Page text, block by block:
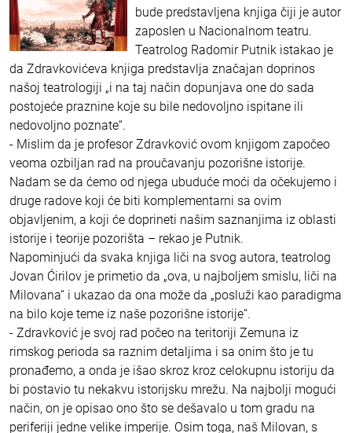
bude predstavljena knjiga čiji je autor
zaposlen u Nacionalnom teatru.
Teatrolog Radomir Putnik istakao je
da Zdravkovićeva knjiga predstavlja značajan doprinos
našoj teatrologiji „i na taj način dopunjava one do sada
postojeće praznine koje su bile nedovoljno ispitane ili
nedovoljno poznate“.
- Mislim da je profesor Zdravković ovom knjigom započeo
veoma ozbiljan rad na proučavanju pozorišne istorije.
Nadam se da ćemo od njega ubuduće moći da očekujemo i
druge radove koji će biti komplementarni sa ovim
objavljenim, a koji će doprineti našim saznanjima iz oblasti
istorije i teorije pozorišta – rekao je Putnik.
Napominjući da svaka knjiga liči na svog autora, teatrolog
Jovan Ćirilov je primetio da „ova, u najboljem smislu, liči na
Milovana“ i ukazao da ona može da „posluži kao paradigma
na bilo koje teme iz naše pozorišne istorije“.
- Zdravković je svoj rad počeo na teritoriji Zemuna iz
rimskog perioda sa raznim detaljima i sa onim što je tu
pronađemo, a onda je išao skroz kroz celokupnu istoriju da
bi postavio tu nekakvu istorijsku mrežu. Na najbolji mogući
način, on je opisao ono što se dešavalo u tom gradu na
periferiji jedne velike imperije. Osim toga, naš Milovan, s